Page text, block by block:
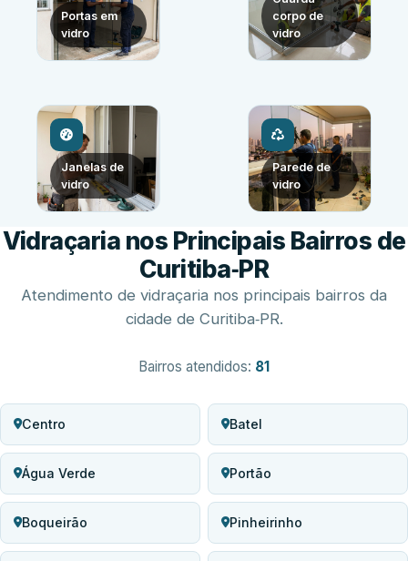
Portas em
vidro
corpo de
vidro
Janelas de
vidro
Parede de
vidro
Vidraçaria nos Principais Bairros de
Curitiba‑PR
Atendimento de vidraçaria nos principais bairros da
cidade de Curitiba‑PR.
Bairros atendidos: 81
Centro Batel
Água Verde Portão
Boqueirão Pinheirinho